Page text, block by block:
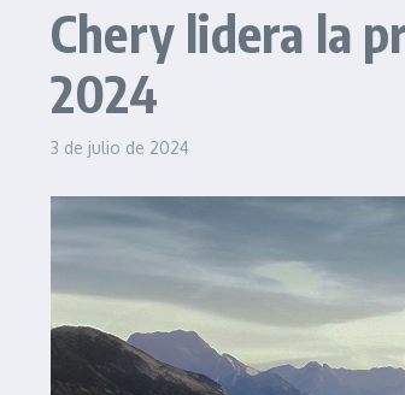
Chery lidera la
2024
3 de julio de 2024